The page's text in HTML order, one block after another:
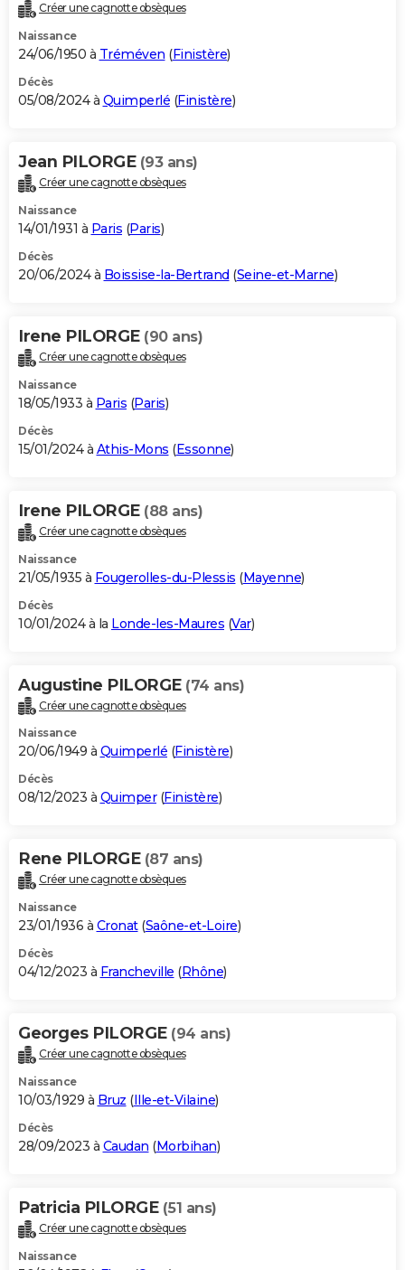
Créer une cagnotte obsèques
Naissance
24/06/1950 à Tréméven (Finistère)
Décès
05/08/2024 à Quimperlé (Finistère)
Jean PILORGE (93 ans)
Créer une cagnotte obsèques
Naissance
14/01/1931 à Paris (Paris)
Décès
20/06/2024 à Boissise-la-Bertrand (Seine-et-Marne)
Irene PILORGE (90 ans)
Créer une cagnotte obsèques
Naissance
18/05/1933 à Paris (Paris)
Décès
15/01/2024 à Athis-Mons (Essonne)
Irene PILORGE (88 ans)
Créer une cagnotte obsèques
Naissance
21/05/1935 à Fougerolles-du-Plessis (Mayenne)
Décès
10/01/2024 à la Londe-les-Maures (Var)
Augustine PILORGE (74 ans)
Créer une cagnotte obsèques
Naissance
20/06/1949 à Quimperlé (Finistère)
Décès
08/12/2023 à Quimper(Finistère)
Rene PILORGE (87 ans)
Créer une cagnotte obsèques
Naissance
23/01/1936 à Cronat(Saône-et-Loire)
Décès
04/12/2023 à Francheville (Rhône)
Georges PILORGE (94 ans)
Créer une cagnotte obsèques
Naissance
10/03/1929 à Bruz (Ille-et-Vilaine)
Décès
28/09/2023 à Caudan (Morbihan)
Patricia PILORGE (51 ans)
Créer une cagnotte obsèques
Naissance